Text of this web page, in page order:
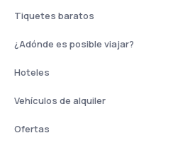
Tiquetes baratos
¿Adónde es posible viajar?
Hoteles
Vehículos de alquiler
Ofertas